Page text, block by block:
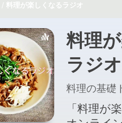
料理が楽しくなるラジオ
料理
ラジオ
「料理が